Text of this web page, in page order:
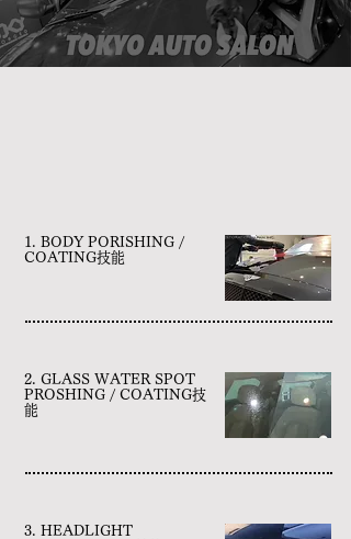
1. BODY PORISHING /
COATING技能
2. GLASS WATER SPOT
PROSHING / COATING技
能
3. HEADLIGHT